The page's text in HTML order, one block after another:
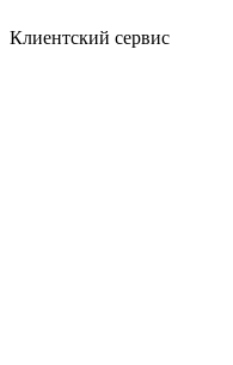
Клиентский сервис